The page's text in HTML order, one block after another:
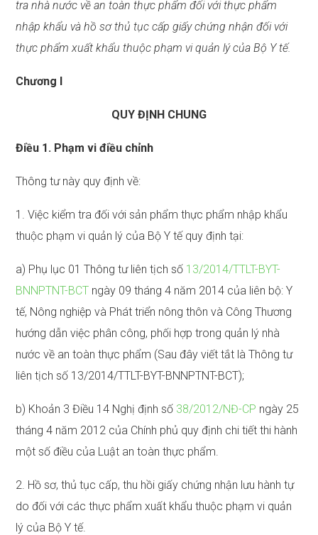
tra nhà nước về an toàn thực phẩm đối với thực phẩm
nhập khẩu và hồ sơ thủ tục cấp giấy chứng nhậnđốivới
thực phẩm xuất khẩu thuộc phạm vi quản lý của Bộ Y tế.
Chương I
QUY ĐỊNH CHUNG
Điều 1. Phạm vi điều chỉnh
Thông tư này quy định về:
1. Việc kiểm tra đối với sản phẩm thực phẩm nhập khẩu
thuộc phạm vi quản lý của Bộ Y tế quy định tại:
a) Phụ lục 01 Thông tư liên tịch số 13/2014/TTLT-BYT-
BNNPTNT-BCT ngày 09 tháng 4 năm 2014 của liên bộ: Y
tế, Nông nghiệp và Phát triển nông thôn và Công Thương
hướng dẫn việc phân công, phối hợp trong quản lý nhà
nước về an toàn thực phẩm (Sau đây viết tắt là Thông tư
liên tịch số 13/2014/TTLT-BYT-BNNPTNT-BCT);
b) Khoản 3 Điều 14 Nghị định số 38/2012/NĐ-CP ngày 25
tháng 4 năm 2012 của Chính phủ quy định chi tiết thi hành
một số điều của Luật an toàn thực phẩm.
2. Hồ sơ, thủ tục cấp, thu hồi giấy chứng nhận lưu hành tự
do đối với các thực phẩm xuất khẩu thuộc phạm vi quản
lý của Bộ Y tế.